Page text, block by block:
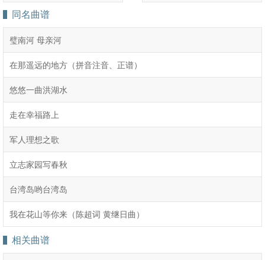
同名曲谱
璧南河 母亲河
在那遥远的地方（拼音注音、正谱）
悠悠一曲洪湖水
走在幸福路上
军人理想之歌
立志家园写春秋
台湾岛哟台湾岛
我在花山等你来（陈超词 黄继日曲）
相关曲谱